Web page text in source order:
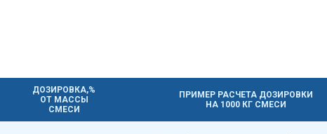
ДОЗИРОВКА,%
ОТ МАССЫ
СМЕСИ
ПРИМЕР РАСЧЕТА ДОЗИРОВКИ
НА 1000 КГ СМЕСИ